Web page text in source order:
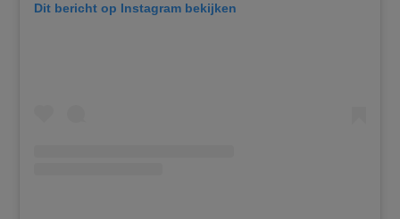
Dit bericht op Instagram bekijken